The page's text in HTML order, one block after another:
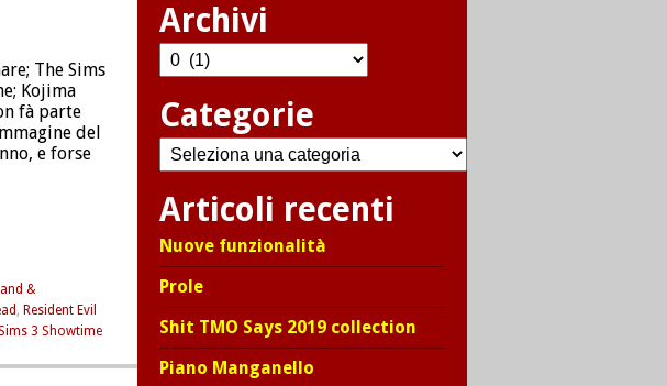
The Sims
Kojima
fà parte
del
e forse
&
, Resident Evil
3 Showtime
Archivi
Archivi
Categorie
Categorie
Articoli recenti
Nuove funzionalità
Prole
Shit TMO Says 2019 collection
Piano Manganello